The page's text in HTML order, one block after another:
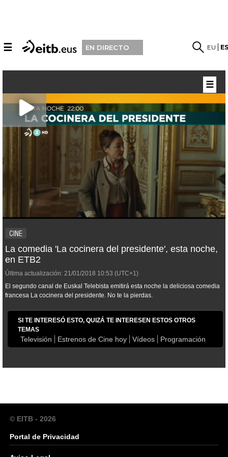
☰ EN DIRECTO EU
CINE
La comedia 'La cocinera del presidente', esta noche,
en ETB2
Última actualización: 21/01/2018 10:53 (UTC+1)
El segundo canal de Euskal Telebista emitirá esta noche la deliciosa comedia
francesa La cocinera del presidente. No te la pierdas.
SI TE INTERESÓ ESTO, QUIZÁ TE INTERESEN ESTOS OTROS
TEMAS
Televisión Estrenos de Cine hoy Vídeos Programación
☰
© EITB - 2026
Portal de Privacidad